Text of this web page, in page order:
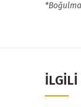
İLGILI